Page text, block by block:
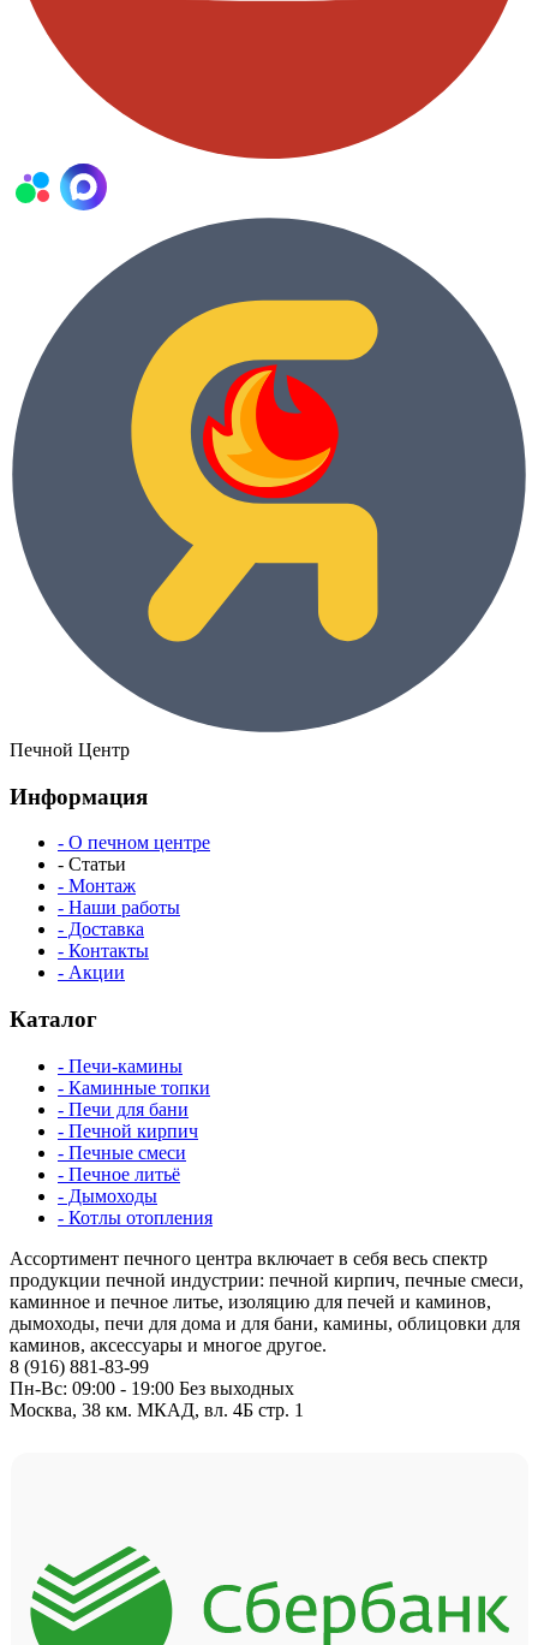
Печной Центр
Информация
- О печном центре
- Статьи
- Монтаж
- Наши работы
- Доставка
- Контакты
- Акции
Каталог
- Печи-камины
- Каминные топки
- Печи для бани
- Печной кирпич
- Печные смеси
- Печное литьё
- Дымоходы
- Котлы отопления
Ассортимент печного центра включает в себя весь спектр
продукции печной индустрии: печной кирпич, печные смеси,
каминное и печное литье, изоляцию для печей и каминов,
дымоходы, печи для дома и для бани, камины, облицовки для
каминов, аксессуары и многое другое.
8 (916) 881-83-99
Пн-Вс: 09:00 - 19:00 Без выходных
Москва, 38 км. МКАД, вл. 4Б стр. 1